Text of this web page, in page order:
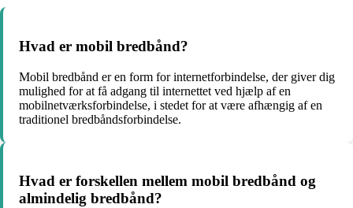
Hvad er mobil bredbånd?
Mobil bredbånd er en form for internetforbindelse, der giver dig
mulighed for at få adgang til internettet ved hjælp af en
mobilnetværksforbindelse, i stedet for at være afhængig af en
traditionel bredbåndsforbindelse.
Hvad er forskellen mellem mobil bredbånd og
almindelig bredbånd?